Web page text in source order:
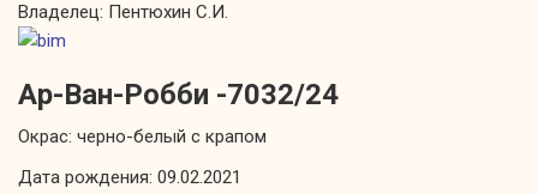
Владелец: Пентюхин С.И.
Ар-Ван-Робби -7032/24
Окрас: черно-белый с крапом
Дата рождения: 09.02.2021